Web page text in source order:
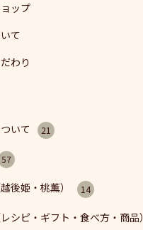
ップ
て
わり
いて 21
57
後姫・桃薫） 14
シピ・ギフト・食べ方・商品）